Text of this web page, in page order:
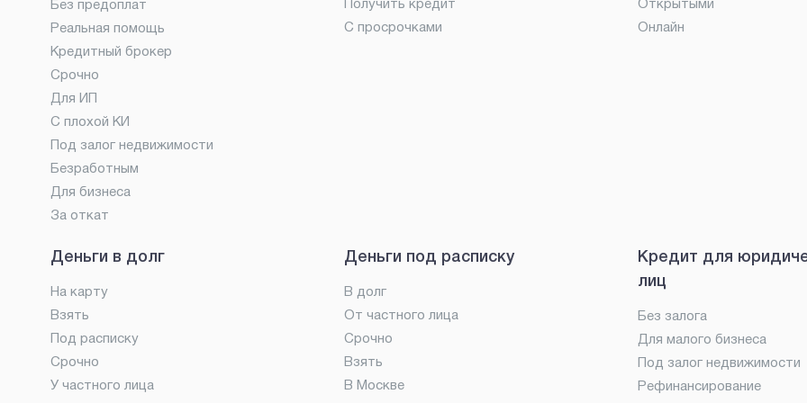
Без предоплат
Реальная помощь
Кредитный брокер
Срочно
Для ИП
С плохой КИ
Под залог недвижимости
Безработным
Для бизнеса
За откат
Получить кредит
С просрочками
Открытыми
Онлайн
Деньги в долг
На карту
Взять
Под расписку
Срочно
У частного лица
Деньги под расписку
В долг
От частного лица
Срочно
Взять
В Москве
Кредит для
лиц
Без залога
Для малого бизнеса
Под залог недвижимости
Рефинансирование